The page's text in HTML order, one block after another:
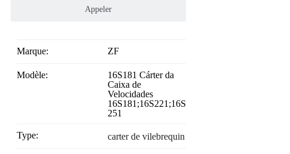
Appeler
Marque: ZF
Modèle:
16S181 Cárter da
Caixa de
Velocidades
16S181;16S221;16S
251
Type: carter de vilebrequin